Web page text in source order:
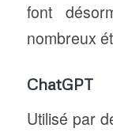
font
nombreux
ChatGPT
Utilisé par